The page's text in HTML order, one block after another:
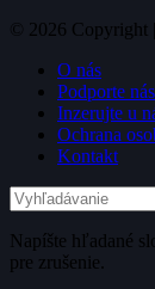
© 2026 Copyright
O nás
Podporte nás
Inzerujte u
Ochrana
Kontakt
Napíšte hľadané
pre zrušenie.